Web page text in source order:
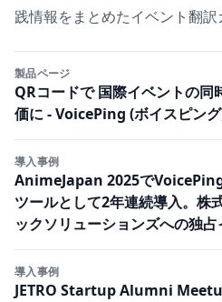
践情報をまとめたイベント翻訳
製品ページ
QRコードで 国際イベントの同
価に - VoicePing (ボイスピン
導入事例
AnimeJapan 2025で
ツールとして2年連続導入。株
ックソリューションズへの独
導入事例
JETRO Startup Alumni